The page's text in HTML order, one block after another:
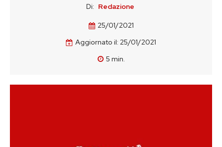
Di: Redazione
25/01/2021
Aggiornato il: 25/01/2021
5 min.